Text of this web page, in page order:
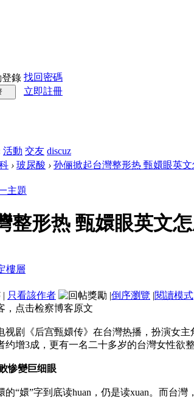
登錄 找回密碼
立即註冊
活動 交友 discuz
› 玻尿酸 › 孙俪掀起台灣整形热 甄嬛眼英文
整形热 甄嬛眼英文
| 只看該作者 |倒序瀏覽 |閱讀模式
，点击检察博客原文
视剧《后宫甄嬛传》在台灣热播，扮演女
增3成，更有一名二十多岁的台灣女性欲
惨變巨细眼
“嬛”字到底读huan，仍是读xuan。而台